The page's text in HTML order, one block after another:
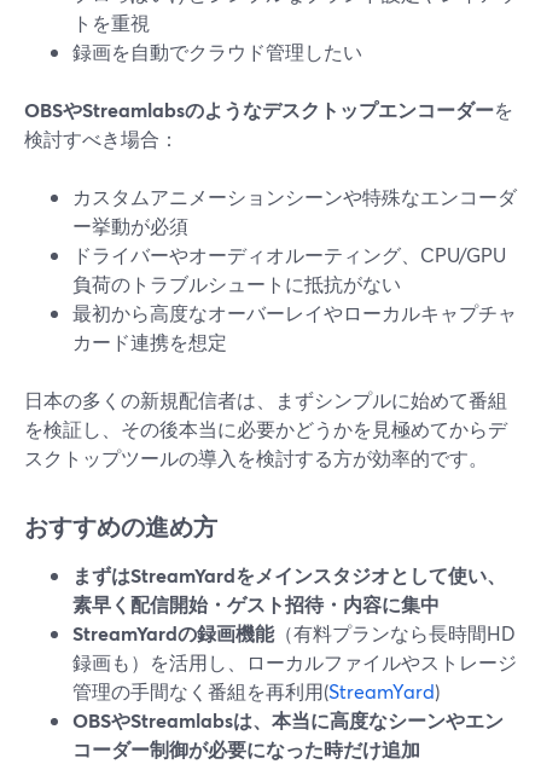
トを重視
録画を自動でクラウド管理したい
OBSやStreamlabsのようなデスクトップエンコーダーを
検討すべき場合：
カスタムアニメーションシーンや特殊なエンコーダ
ー挙動が必須
ドライバーやオーディオルーティング、CPU/GPU
負荷のトラブルシュートに抵抗がない
最初から高度なオーバーレイやローカルキャプチャ
カード連携を想定
日本の多くの新規配信者は、まずシンプルに始めて番組
を検証し、その後本当に必要かどうかを見極めてからデ
スクトップツールの導入を検討する方が効率的です。
おすすめの進め方
まずはStreamYardをメインスタジオとして使い、
素早く配信開始・ゲスト招待・内容に集中
StreamYardの録画機能（有料プランなら長時間HD
録画も）を活用し、ローカルファイルやストレージ
管理の手間なく番組を再利用(StreamYard)
OBSやStreamlabsは、本当に高度なシーンやエン
コーダー制御が必要になった時だけ追加